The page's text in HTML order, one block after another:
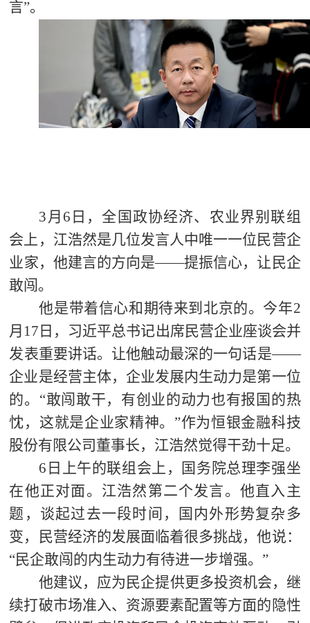
言”。
3 月6日，全国政协经济、农业界别联组
会上，江浩然是几位发言人中唯一一位民营企
业家，他建言的方向是——提振信心，让民企
敢闯。
他是带着信心和期待来到北京的。今年2
月17日，习近平总书记出席民营企业座谈会并
发表重要讲话。让他触动最深的一句话是——
企业是经营主体，企业发展内生动力是第一位
的。“敢闯敢干，有创业的动力也有报国的热
忱，这就是企业家精神。”作为恒银金融科技
股份有限公司董事长，江浩然觉得干劲十足。
6 日上午的联组会上，国务院总理李强坐
在他正对面。江浩然第二个发言。他直入主
题，谈起过去一段时间，国内外形势复杂多
变，民营经济的发展面临着很多挑战，他说：
“民企敢闯的内生动力有待进一步增强。”
他建议，应为民企提供更多投资机会，继
续打破市场准入、资源要素配置等方面的隐性